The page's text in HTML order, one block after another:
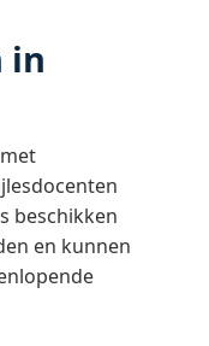
in
beschikken
en kunnen